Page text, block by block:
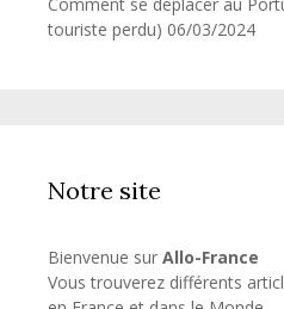
touriste perdu) 06/03/2024
Notre site
Bienvenue sur Allo-France
Vous trouverez différents